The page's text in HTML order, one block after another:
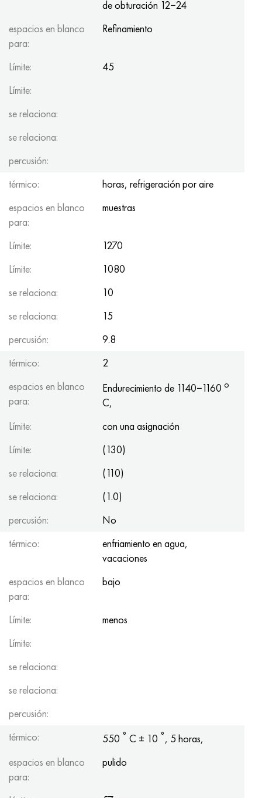
de obturación 12−24
espacios en blanco
para:
Refinamiento
Límite:
45
Límite:
se relaciona:
se relaciona:
percusión:
térmico:
horas, refrigeración por aire
espacios en blanco
para:
muestras
Límite:
1270
Límite:
1080
se relaciona:
10
se relaciona:
15
percusión:
9.8
térmico:
2
espacios en blanco
para:
Endurecimiento de 1140−1160 o
C,
Límite:
con una asignación
Límite:
(130)
se relaciona:
(110)
se relaciona:
(1.0)
percusión:
No
térmico:
enfriamiento en agua,
vacaciones
espacios en blanco
para:
bajo
Límite:
menos
Límite:
se relaciona:
se relaciona:
percusión:
térmico:
550 ° С ± 10 °, 5 horas,
espacios en blanco
para:
pulido
Hastelloy C2000
Hastelloy 3
Hastelloy x
udimet 720
40XFA, 1.7223, AISI 4142
45X, 45h, 1.7035
45HN2MFA, k2425, 45hnmf
A40G, 44smn28, 1.0762, 46s20